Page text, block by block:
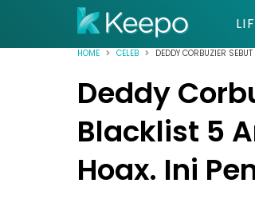
HOME CELEB DEDDY CORBUZIER
Deddy
Blacklist 5
Hoax. Ini